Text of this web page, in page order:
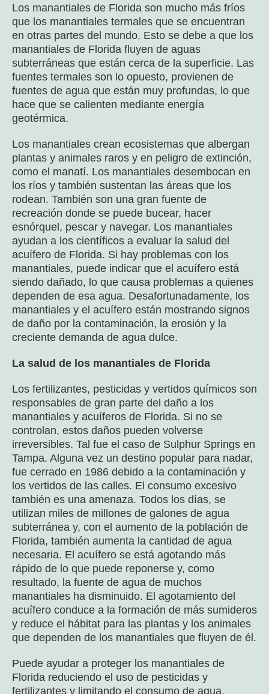
Los manantiales de Florida son mucho más fríos
que los manantiales termales que se encuentran
en otras partes del mundo. Esto se debe a que los
manantiales de Florida fluyen de aguas
subterráneas que están cerca de la superficie. Las
fuentes termales son lo opuesto, provienen de
fuentes de agua que están muy profundas, lo que
hace que se calienten mediante energía
geotérmica.
Los manantiales crean ecosistemas que albergan
plantas y animales raros y en peligro de extinción,
como el manatí. Los manantiales desembocan en
los ríos y también sustentan las áreas que los
rodean. También son una gran fuente de
recreación donde se puede bucear, hacer
esnórquel, pescar y navegar. Los manantiales
ayudan a los científicos a evaluar la salud del
acuífero de Florida. Si hay problemas con los
manantiales, puede indicar que el acuífero está
siendo dañado, lo que causa problemas a quienes
dependen de esa agua. Desafortunadamente, los
manantiales y el acuífero están mostrando signos
de daño por la contaminación, la erosión y la
creciente demanda de agua dulce.
La salud de los manantiales de Florida
Los fertilizantes, pesticidas y vertidos químicos son
responsables de gran parte del daño a los
manantiales y acuíferos de Florida. Si no se
controlan, estos daños pueden volverse
irreversibles. Tal fue el caso de Sulphur Springs en
Tampa. Alguna vez un destino popular para nadar,
fue cerrado en 1986 debido a la contaminación y
los vertidos de las calles. El consumo excesivo
también es una amenaza. Todos los días, se
utilizan miles de millones de galones de agua
subterránea y, con el aumento de la población de
Florida, también aumenta la cantidad de agua
necesaria. El acuífero se está agotando más
rápido de lo que puede reponerse y, como
resultado, la fuente de agua de muchos
manantiales ha disminuido. El agotamiento del
acuífero conduce a la formación de más sumideros
y reduce el hábitat para las plantas y los animales
que dependen de los manantiales que fluyen de él.
Puede ayudar a proteger los manantiales de
Florida reduciendo el uso de pesticidas y
fertilizantes y limitando el consumo de agua.